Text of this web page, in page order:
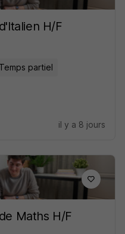
H/F
Temps partiel
il y a 8 jours
Maths H/F